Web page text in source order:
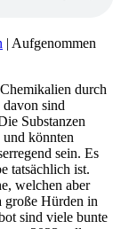
| Aufgenommen
durch
sind
Substanzen
könnten
sein. Es
tatsächlich ist.
welchen aber
große Hürden in
sind viele bunte